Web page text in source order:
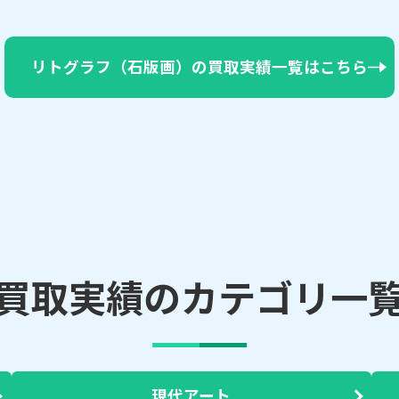
リトグラフ（石版画）の買取実績一覧はこちら
取実績のカテゴリ一